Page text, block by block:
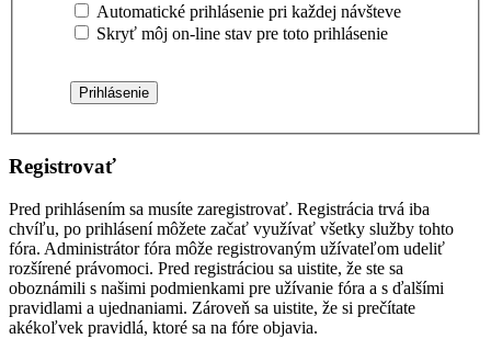
Automatické prihlásenie pri každej návšteve
Skryť môj on-line stav pre toto prihlásenie
Registrovať
Pred prihlásením sa musíte zaregistrovať. Registrácia trvá iba
chvíľu, po prihlásení môžete začať využívať všetky služby tohto
fóra. Administrátor fóra môže registrovaným užívateľom udeliť
rozšírené právomoci. Pred registráciou sa uistite, že ste sa
oboznámili s našimi podmienkami pre užívanie fóra a s ďalšími
pravidlami a ujednaniami. Zároveň sa uistite, že si prečítate
akékoľvek pravidlá, ktoré sa na fóre objavia.